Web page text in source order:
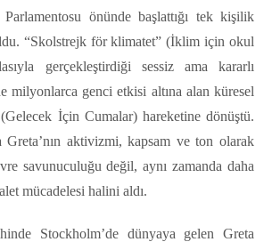
Parlamentosu önünde başlattığı tek kişilik
“Skolstrejk för klimatet” (İklim için okul
gerçekleştirdiği sessiz ama kararlı
milyonlarca genci etkisi altına alan küresel
İçin Cumalar) hareketine dönüştü.
aktivizmi, kapsam ve ton olarak
savunuculuğu değil, aynı zamanda daha
mücadelesi halini aldı.
Stockholm’de dünyaya gelen Greta